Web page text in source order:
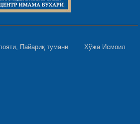
Пайариқ тумани Хўжа Исмоил